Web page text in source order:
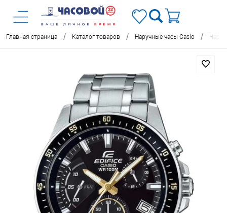
Главная страница / Каталог товаров / Наручные часы Casio / Часы